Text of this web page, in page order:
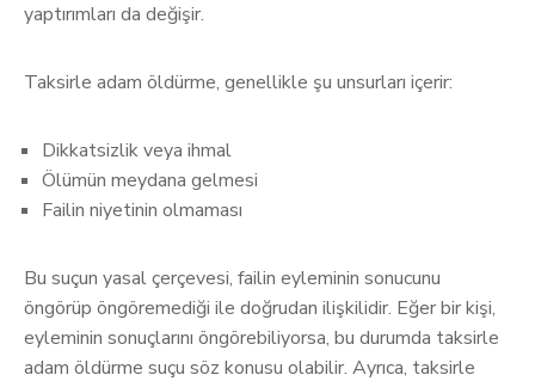
yaptırımları da değişir.
Taksirle adam öldürme, genellikle şu unsurları içerir:
Dikkatsizlik veya ihmal
Ölümün meydana gelmesi
Failin niyetinin olmaması
Bu suçun yasal çerçevesi, failin eyleminin sonucunu
öngörüp öngöremediği ile doğrudan ilişkilidir. Eğer bir kişi,
eyleminin sonuçlarını öngörebiliyorsa, bu durumda taksirle
adam öldürme suçu söz konusu olabilir. Ayrıca, taksirle